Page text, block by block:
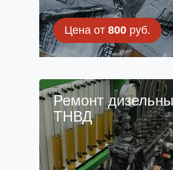
Цена от 800руб.
Ремонт
ТНВД